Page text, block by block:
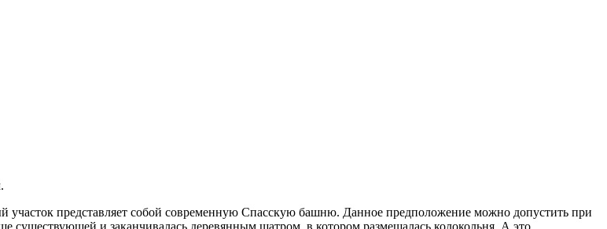
участок представляет собой современную Спасскую башню. Данное предположение можно допустить при